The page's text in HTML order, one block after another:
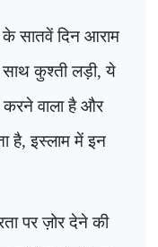
के सातवें दिन आराम
कुश्ती लड़ी, ये
वाला है और
है, इस्लाम में इन
पर ज़ोर देने की